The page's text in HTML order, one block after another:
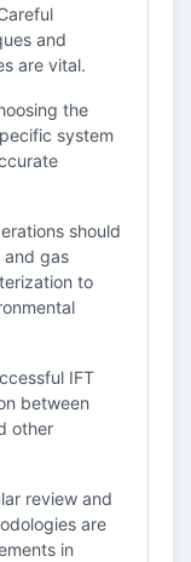
and
are vital.
the
system
should
and gas
to
IFT
between
other
review and
are
in